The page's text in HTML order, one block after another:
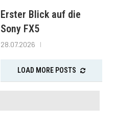
Erster Blick auf die
Sony FX5
28.07.2026
LOAD MORE POSTS